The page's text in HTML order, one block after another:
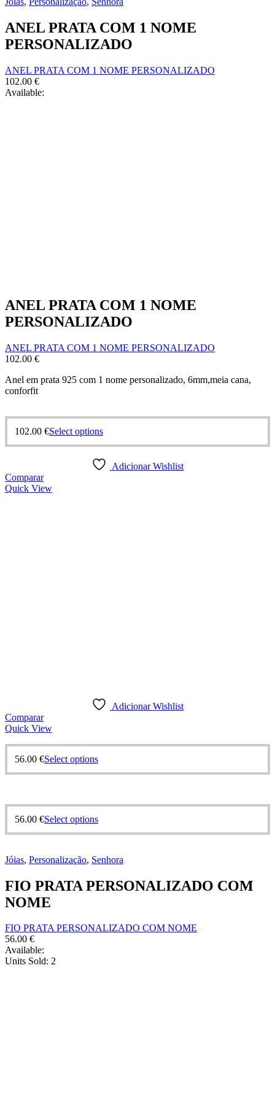
the
product
page
variants.
options
may
be
on
ANEL PRATA COM 1 NOME
PERSONALIZADO
ANEL PRATA COM 1 NOME PERSONALIZADO
102.00 €
Available:
ANEL PRATA COM 1 NOME
PERSONALIZADO
ANEL PRATA COM 1 NOME PERSONALIZADO
102.00 €
Anel em prata 925 com 1 nome personalizado, 6mm,meia cana,
conforfit
102.00 €Select optionsThis
multiple
Adicionar Wishlist
Comparar
Quick View
Adicionar Wishlist
Comparar
Quick View
56.00 €Select options
56.00 €Select options
Jóias, Personalização, Senhora
FIO PRATA PERSONALIZADO COM
NOME
FIO PRATA PERSONALIZADO COM NOME
56.00 €
Available:
Units Sold: 2